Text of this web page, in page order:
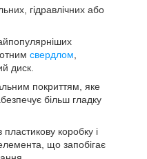
гідравлічних або
свердлом
диск.
покриттям, яке
більш гладку
коробку і
що запобігає